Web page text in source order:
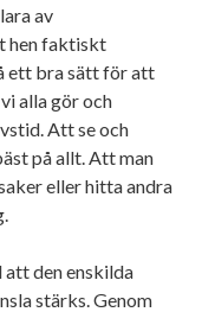
av
hen faktiskt
ett bra sätt för att
alla gör och
Att se och
på allt. Att man
eller hitta andra
den enskilda
stärks. Genom